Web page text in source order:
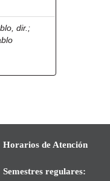
dir. ;
Horarios de Atención
Semestres regulares: